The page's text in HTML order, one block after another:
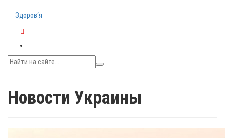
Здоров‘я
Новости Украины